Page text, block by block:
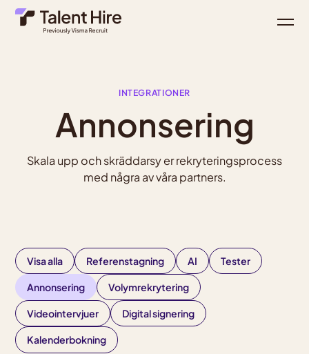
INTEGRATIONER
Annonsering
Skala upp och skräddarsy er rekryteringsprocess
med några av våra partners.
Visa alla Referenstagning AI Tester
Annonsering Volymrekrytering
Videointervjuer Digital signering
Kalenderbokning